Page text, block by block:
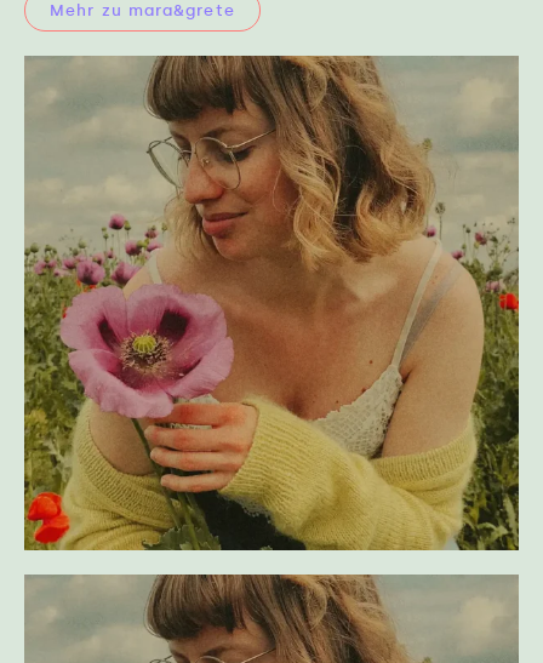
Mehr zu mara&grete